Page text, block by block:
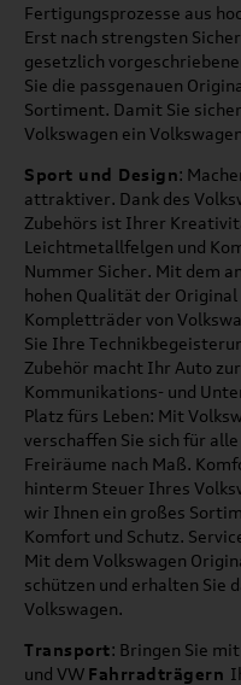
Fertigungsprozesse aus
Erst nach strengsten
gesetzlich
Sie die passgenauen
Sortiment. Damit Sie
Volkswagen ein
Sport und Design:
attraktiver. Dank des
Zubehörs ist Ihrer
Leichtmetallfelgen und
Nummer Sicher. Mit dem
hohen Qualität der
Kompletträder von
Sie Ihre
Zubehör macht Ihr Auto
Kommunikations- und
Platz fürs Leben: Mit
verschaffen Sie sich für
Freiräume nach Maß.
hinterm Steuer Ihres
wir Ihnen ein großes
Komfort und Schutz.
Mit dem Volkswagen
schützen und erhalten Sie
Volkswagen.
Transport: Bringen Sie
und VW Fahrradträgern